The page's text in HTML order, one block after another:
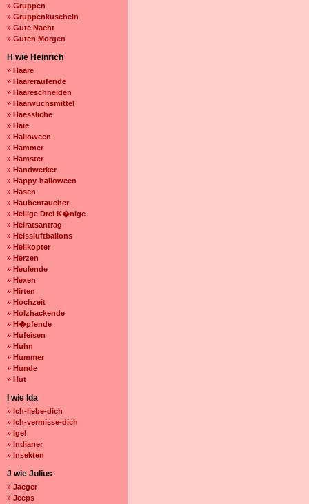
» Gruppen
» Gruppenkuscheln
» Gute Nacht
» Guten Morgen
H wie Heinrich
» Haare
» Haareraufende
» Haareschneiden
» Haarwuchsmittel
» Haessliche
» Haie
» Halloween
» Hammer
» Hamster
» Handwerker
» Happy-halloween
» Hasen
» Haubentaucher
» Heilige Drei K�nige
» Heiratsantrag
» Heissluftballons
» Helikopter
» Herzen
» Heulende
» Hexen
» Hirten
» Hochzeit
» Holzhackende
» H�pfende
» Hufeisen
» Huhn
» Hummer
» Hunde
» Hut
I wie Ida
» Ich-liebe-dich
» Ich-vermisse-dich
» Igel
» Indianer
» Insekten
J wie Julius
» Jaeger
» Jeeps